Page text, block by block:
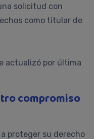
solicitud con
como titular de
actualizó por última
compromiso
proteger su derecho